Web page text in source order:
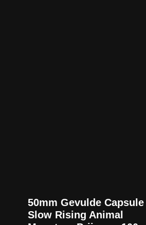
50mm Gevulde Capsule
Slow Rising Animal